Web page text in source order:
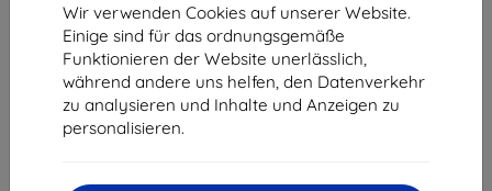
Wir verwenden Cookies auf unserer Website.
Einige sind für das ordnungsgemäße
Funktionieren der Website unerlässlich,
während andere uns helfen, den Datenverkehr
zu analysieren und Inhalte und Anzeigen zu
personalisieren.
Auf Lager 4 Stk.
vom ganzen6.
«